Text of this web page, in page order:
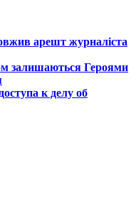
арешт журналіста
залишаються Героями
к делу об